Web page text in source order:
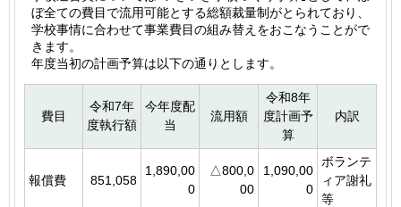
ぼ全ての費目で流用可能とする総額裁量制がとられており、
学校事情に合わせて事業費目の組み替えをおこなうことがで
きます。
年度当初の計画予算は以下の通りとします。
費目
令和7年
度執行額
今年度配
当
流用額
令和8年
度計画予
算
内訳
報償費 851,058
1,890,00
0
△800,0
00
1,090,00
0
ボランテ
ィア謝礼
等